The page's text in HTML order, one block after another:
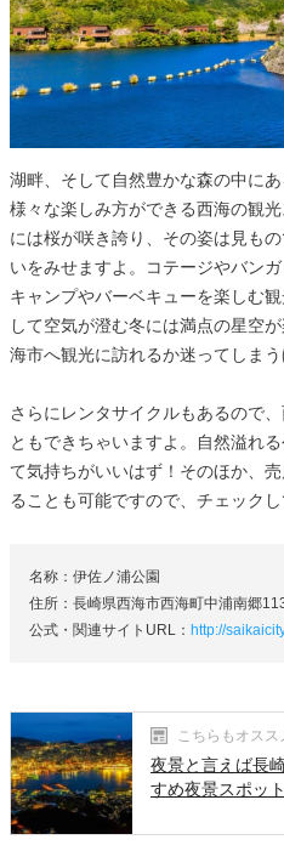
湖畔、そして自然豊かな森の中に
様々な楽しみ方ができる西海の観
には桜が咲き誇り、その姿は見も
いをみせますよ。コテージやバン
キャンプやバーベキューを楽しむ
して空気が澄む冬には満点の星空
海市へ観光に訪れるか迷ってしまう
さらにレンタサイクルもあるので
ともできちゃいますよ。自然溢れ
て気持ちがいいはず！そのほか、
ることも可能ですので、チェックし
名称：伊佐ノ浦公園
住所：長崎県西海市西海町中浦南郷
公式・関連サイトURL： http://
こちらもオスス
夜景と言えば長
すめ夜景スポット